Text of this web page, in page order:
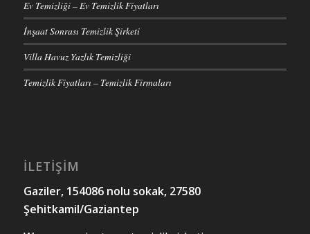
Ev Temizliği – Ev Temizlik Fiyatları
İnşaat Sonrası Temizlik Şirketi
Villa Havuz Yazlık Temizliği
Temizlik Fiyatları – Temizlik Firmaları
İLETİŞİM
Gaziler, 154086 nolu sokak, 27580
Şehitkamil/Gaziantep